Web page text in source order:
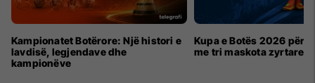
Kampionatet Botërore: Një histori e
lavdisë, legjendave dhe
kampionëve
Kupa e Botës 2026 për
me tri maskota zyrtare